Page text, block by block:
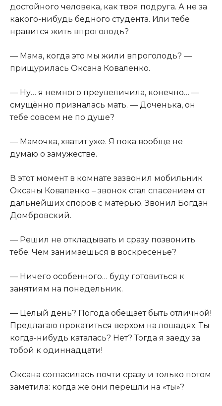
достойного человека, как твоя подруга. А не за
какого-нибудь бедного студента. Или тебе
нравится жить впроголодь?
— Мама, когда это мы жили впроголодь? —
прищурилась Оксана Коваленко.
— Ну… я немного преувеличила, конечно… —
смущённо призналась мать. — Доченька, он
тебе совсем не по душе?
— Мамочка, хватит уже. Я пока вообще не
думаю о замужестве.
В этот момент в комнате зазвонил мобильник
Оксаны Коваленко – звонок стал спасением от
дальнейших споров с матерью. Звонил Богдан
Домбровский.
— Решил не откладывать и сразу позвонить
тебе. Чем занимаешься в воскресенье?
— Ничего особенного… буду готовиться к
занятиям на понедельник.
— Целый день? Погода обещает быть отличной!
Предлагаю прокатиться верхом на лошадях. Ты
когда-нибудь каталась? Нет? Тогда я заеду за
тобой к одиннадцати!
Оксана согласилась почти сразу и только потом
заметила: когда же они перешли на «ты»?